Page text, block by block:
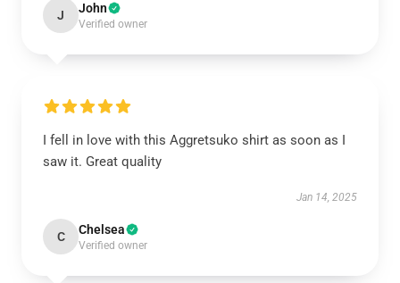
J John
Verified owner
I fell in love with this Aggretsuko shirt as soon as I
saw it. Great quality
Jan 14, 2025
C Chelsea
Verified owner